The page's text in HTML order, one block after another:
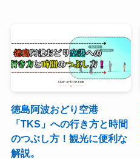
徳島阿波おどり空港
「TKS」への行き方と時間
のつぶし方！観光に便利な
解説。